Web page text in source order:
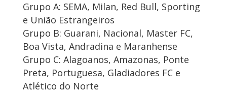
Grupo A: SEMA, Milan, Red Bull, Sporting
e União Estrangeiros
Grupo B: Guarani, Nacional, Master FC,
Boa Vista, Andradina e Maranhense
Grupo C: Alagoanos, Amazonas, Ponte
Preta, Portuguesa, Gladiadores FC e
Atlético do Norte